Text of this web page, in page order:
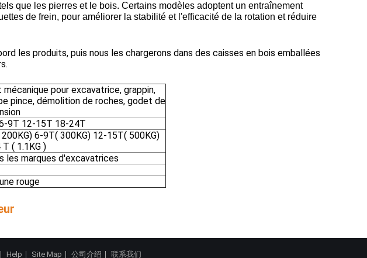
que les pierres et le bois. Certains modèles adoptent un entraînement
de frein, pour améliorer la stabilité et l'efficacité de la rotation et réduire
les produits, puis nous les chargerons dans des caisses en bois emballées
mécanique pour excavatrice, grappin,
pince, démolition de roches, godet de
9T 12-15T 18-24T
6-9T( 300KG) 12-15T( 500KG)
( 1.1KG )
les marques d'excavatrices
rouge
Help Site Map 公司介绍 联系我们